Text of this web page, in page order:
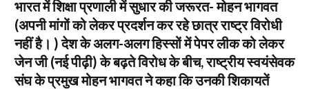
भारत में शिक्षा प्रणाली में सुधार की जरूरत- मोहन भागवत
(अपनी मांगों को लेकर प्रदर्शन कर रहे छात्र राष्ट्र विरोधी
नहीं है। ) देश के अलग-अलग हिस्सों में पेपर लीक को लेकर
जेन जी (नई पीढ़ी) के बढ़ते विरोध के बीच, राष्ट्रीय स्वयंसेवक
संघ के प्रमुख मोहन भागवत ने कहा कि उनकी शिकायतें